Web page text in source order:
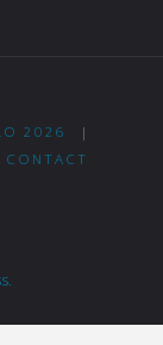
2026
|
CONTACT